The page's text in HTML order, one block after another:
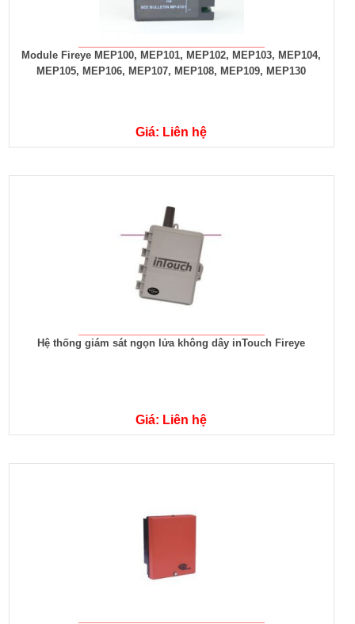
Module Fireye MEP100, MEP101, MEP102, MEP103, MEP104,
MEP105, MEP106, MEP107, MEP108, MEP109, MEP130
Giá: Liên hệ
Hệ thống giám sát ngọn lửa không dây inTouch Fireye
Giá: Liên hệ